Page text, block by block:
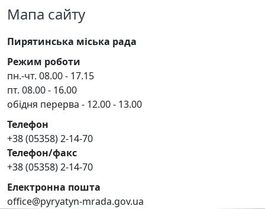
Мапа сайту
Пирятинська міська рада
Режим роботи
пн.-чт. 08.00 - 17.15
пт. 08.00 - 16.00
обідня перерва - 12.00 - 13.00
Телефон
+38 (05358) 2-14-70
Телефон/факс
+38 (05358) 2-14-70
Електронна пошта
office@pyryatyn-mrada.gov.ua